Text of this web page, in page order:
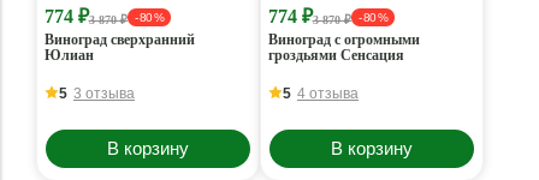
774 ₽3 870 ₽ - 80 %
Виноград сверхранний
Юлиан
5 3 отзыва
В корзину
774 ₽3 870 ₽ - 80 %
Виноград с огромными
гроздьями Сенсация
5 4 отзыва
В корзину